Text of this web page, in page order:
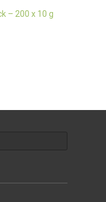
– 200 x 10 g